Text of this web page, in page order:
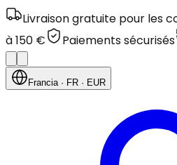
Livraison gratuite pour les
à 150 €
Paiements sécurisés
Francia· FR · EUR